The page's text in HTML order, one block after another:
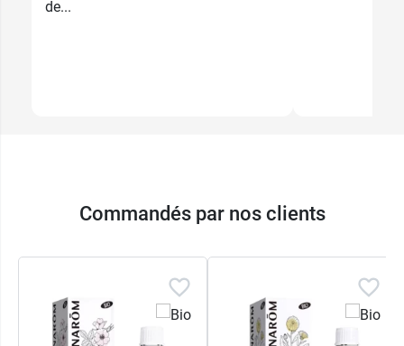
de...
Commandés par nos clients